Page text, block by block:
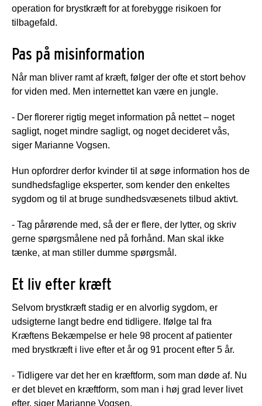
operation for brystkræft for at forebygge risikoen for
tilbagefald.
Pas på misinformation
Når man bliver ramt af kræft, følger der ofte et stort behov
for viden med. Men internettet kan være en jungle.
- Der florerer rigtig meget information på nettet – noget
sagligt, noget mindre sagligt, og noget decideret vås,
siger Marianne Vogsen.
Hun opfordrer derfor kvinder til at søge information hos de
sundhedsfaglige eksperter, som kender den enkeltes
sygdom og til at bruge sundhedsvæsenets tilbud aktivt.
- Tag pårørende med, så der er flere, der lytter, og skriv
gerne spørgsmålene ned på forhånd. Man skal ikke
tænke, at man stiller dumme spørgsmål.
Et liv efter kræft
Selvom brystkræft stadig er en alvorlig sygdom, er
udsigterne langt bedre end tidligere. Ifølge tal fra
Kræftens Bekæmpelse er hele 98 procent af patienter
med brystkræft i live efter et år og 91 procent efter 5 år.
- Tidligere var det her en kræftform, som man døde af. Nu
er det blevet en kræftform, som man i høj grad lever livet
efter, siger Marianne Vogsen.